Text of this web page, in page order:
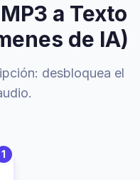
a Texto
de IA)
desbloquea el
1